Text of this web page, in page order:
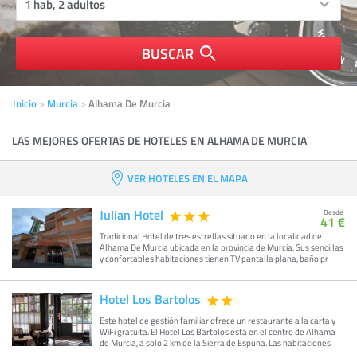
BUSCAR
Inicio Murcia Alhama De Murcia
LAS MEJORES OFERTAS DE HOTELES EN ALHAMA DE MURCIA
VER HOTELES EN EL MAPA
Julian Hotel
Tradicional Hotel de tres estrellas situado en la localidad de
Alhama De Murcia ubicada en la provincia de Murcia. Sus sencillas
y confortables habitaciones tienen TV pantalla plana, baño pr
Desde
41 €
Hotel Los Bartolos
Este hotel de gestión familiar ofrece un restaurante a la carta y
WiFi gratuita. El Hotel Los Bartolos está en el centro de Alhama
de Murcia, a solo 2 km de la Sierra de Espuña. Las habitaciones